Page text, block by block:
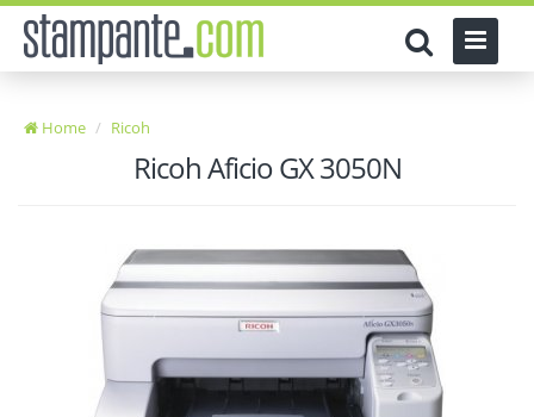
Home Ricoh
Ricoh Aficio GX 3050N